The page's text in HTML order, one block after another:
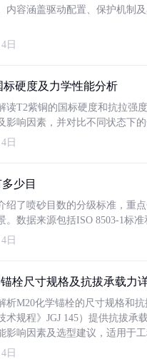
内容涵盖驱动配置、保护机制
日
标硬度及力学性能分析
读T2紫铜的国标硬度和抗拉强
影响因素，并对比不同状态下
日
少目
绍了喷砂目数的分级标准，重
。数据来源包括ISO 8503-1标
日
栓尺寸规格及抗拔承载力
析M20化学锚栓的尺寸规格和
术规程》JGJ 145）提供抗拔承
影响因素及选型建议，适用于工
日